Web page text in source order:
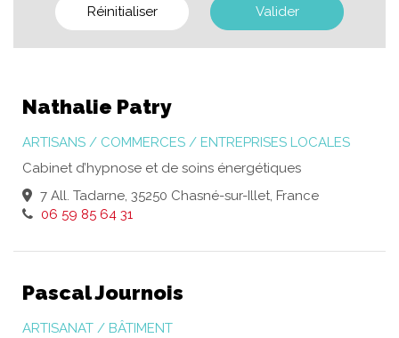
Réinitialiser Valider
Nathalie Patry
ARTISANS / COMMERCES / ENTREPRISES LOCALES
Cabinet d’hypnose et de soins énergétiques
7 All. Tadarne, 35250 Chasné-sur-Illet, France
06 59 85 64 31
Pascal Journois
ARTISANAT / BÂTIMENT